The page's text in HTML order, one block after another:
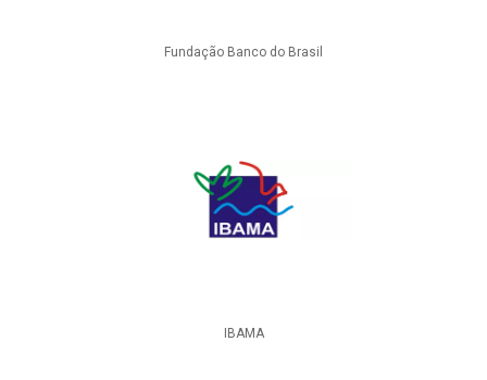
Fundação Banco do Brasil
IBAMA